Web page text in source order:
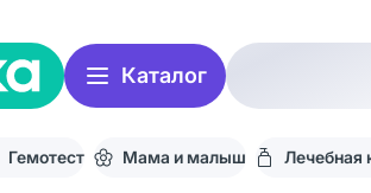
Каталог
Гемотест Мама и малыш Лечебная